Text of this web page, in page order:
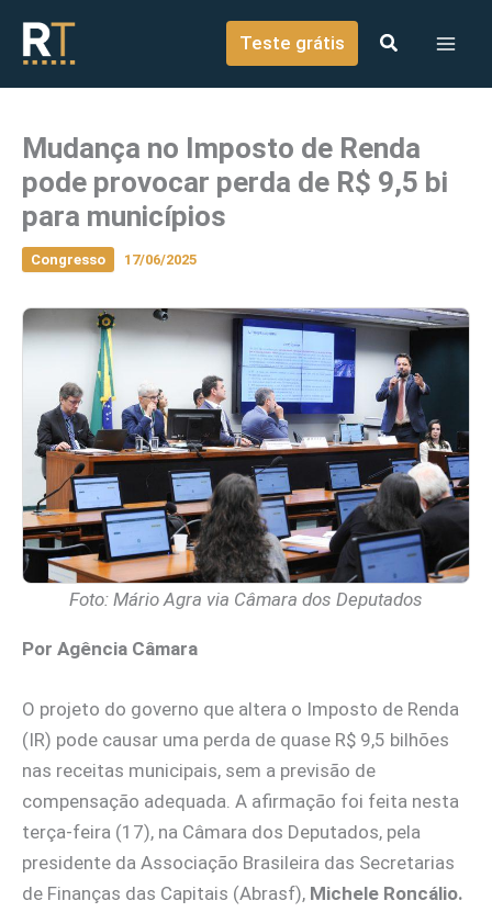
conteúdo
Teste grátis
Mudança no Imposto de Renda
pode provocar perda de R$ 9,5 bi
para municípios
Congresso 17/06/2025
Foto: Mário Agra via Câmara dos Deputados
Por Agência Câmara
O projeto do governo que altera o Imposto de Renda
(IR) pode causar uma perda de quase R$ 9,5 bilhões
nas receitas municipais, sem a previsão de
compensação adequada. A afirmação foi feita nesta
terça-feira (17), na Câmara dos Deputados, pela
presidente da Associação Brasileira das Secretarias
de Finanças das Capitais (Abrasf), Michele Roncálio.